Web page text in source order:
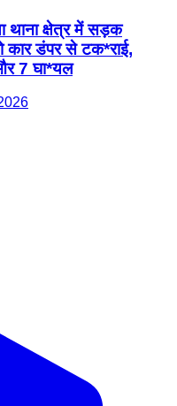
थाना क्षेत्र में सड़क
कार डंपर से टक*राई,
7 घा*यल